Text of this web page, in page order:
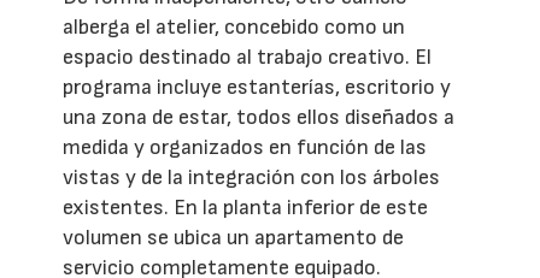
alberga el atelier, concebido como un
espacio destinado al trabajo creativo. El
programa incluye estanterías, escritorio y
una zona de estar, todos ellos diseñados a
medida y organizados en función de las
vistas y de la integración con los árboles
existentes. En la planta inferior de este
volumen se ubica un apartamento de
servicio completamente equipado.